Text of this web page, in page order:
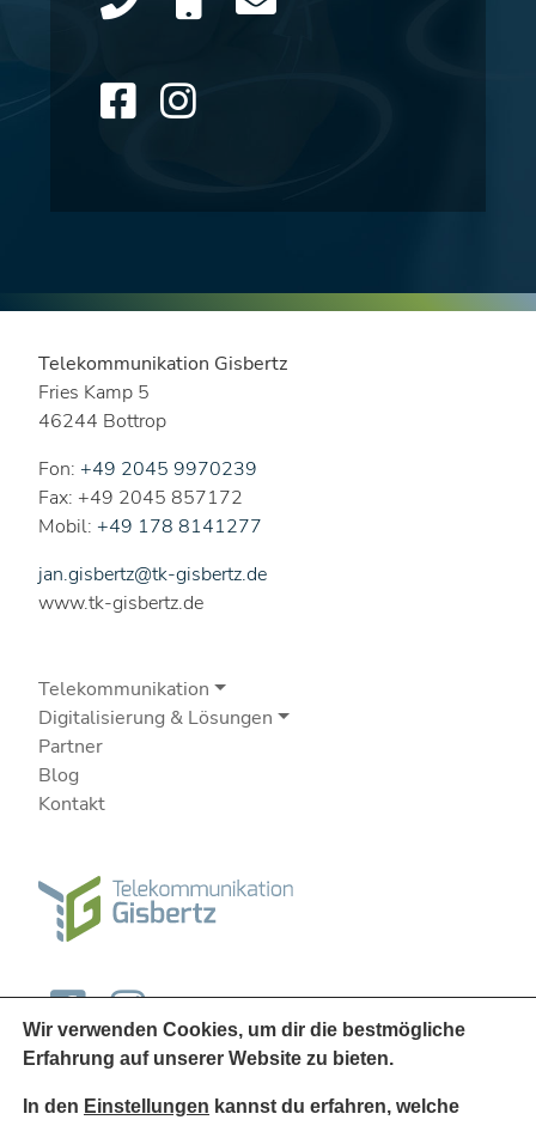
Telekommunikation Gisbertz
Fries Kamp 5
46244 Bottrop
Fon: +49 2045 9970239
Fax: +49 2045 857172
Mobil: +49 178 8141277
jan.gisbertz@tk-gisbertz.de
www.tk-gisbertz.de
Telekommunikation
Digitalisierung & Lösungen
Partner
Blog
Kontakt
Wir verwenden Cookies, um dir die bestmögliche
Erfahrung auf unserer Website zu bieten.
In den Einstellungen kannst du erfahren, welche